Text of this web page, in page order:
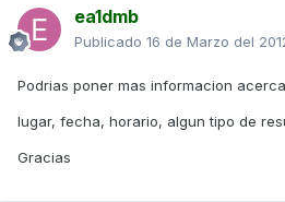
ea1dmb
Publicado 16 de Marzo del
Podrias poner mas informacion
lugar, fecha, horario, algun tipo de
Gracias